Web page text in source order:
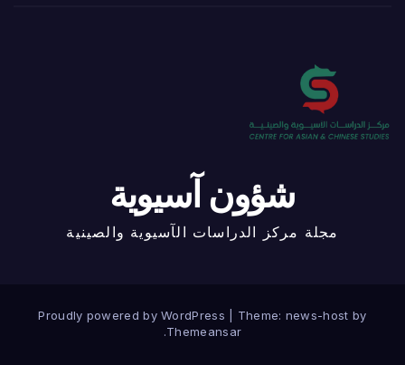
شؤون آسيوية
مجلة مركز الدراسات الآسيوية والصينية
Proudly powered by WordPress
Theme: news-host by
Themeansar
.